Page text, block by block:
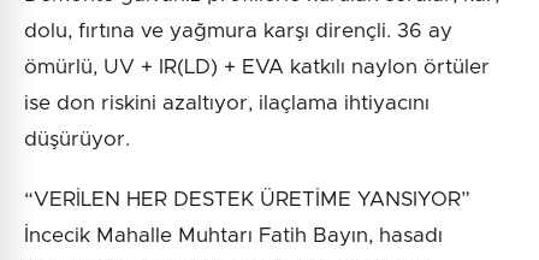
dolu, fırtına ve yağmura karşı dirençli. 36 ay
ömürlü, UV + IR(LD) + EVA katkılı naylon örtüler
ise don riskini azaltıyor, ilaçlama ihtiyacını
düşürüyor.
“VERİLEN HER DESTEK ÜRETİME YANSIYOR”
İncecik Mahalle Muhtarı Fatih Bayın, hasadı